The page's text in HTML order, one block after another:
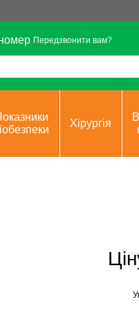
Передзвонити вам?
Хірургія